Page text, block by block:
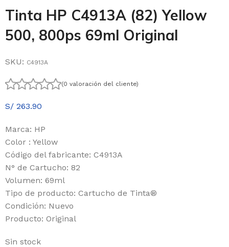
Tinta HP C4913A (82) Yellow
500, 800ps 69ml Original
SKU: C4913A
(0 valoración del cliente)
S/ 263.90
Marca: HP
Color : Yellow
Código del fabricante: C4913A
N° de Cartucho: 82
Volumen: 69ml
Tipo de producto: Cartucho de Tinta®
Condición: Nuevo
Producto: Original
Sin stock